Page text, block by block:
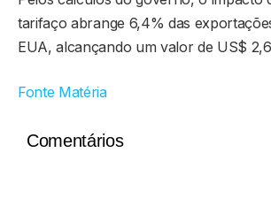
tarifaço abrange 6,4% das
EUA, alcançando um valor de US$
Fonte Matéria
Comentários